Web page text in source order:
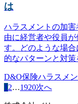
は
ハラスメントの加
由に経営者や役員
す。どのような場
的なパターンと対
D&O保険ハラスメン
1 2…1920次へ